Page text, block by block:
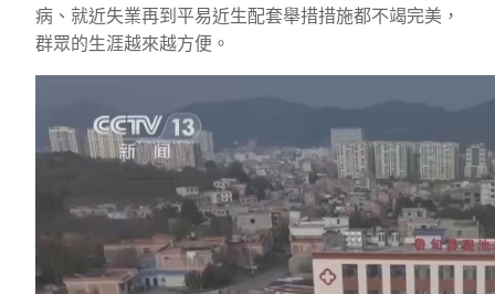
病、就近失業再到平易近生配套舉措措施都不竭完美，
群眾的生涯越來越方便。